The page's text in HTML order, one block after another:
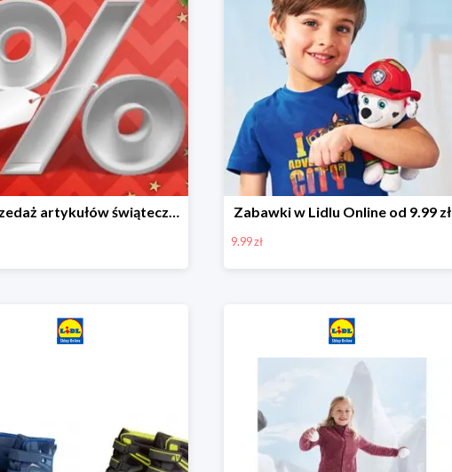
Wyprzedaż artykułów świątecznych w Lidlu Online Zabawki w Lidlu Online od 9.99 zł
9.99 zł